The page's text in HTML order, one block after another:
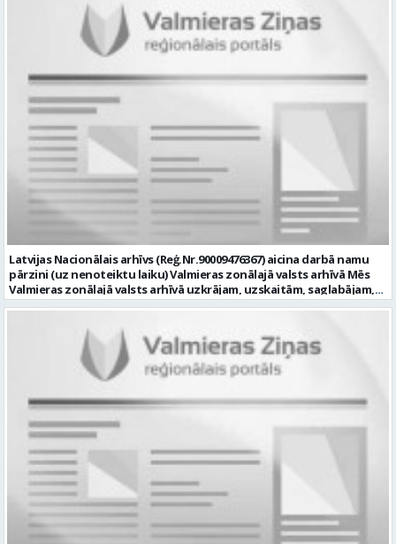
(turpmāk – IKT) saistīto problēmu pieteikumu pārvaldību un
operatīvu risināšanu; nodrošināt datortehnikas lietotāju atbalstu
un ar to saistīto problēmsituāciju risināšanu; uzstādīt, konfigurēt,
diagnosticēt un modernizēt Pašvaldības iestāžu datortehniku,
datortīklus un programmatūru, novērst kļūmes to darbībā;
kontrolēt ārējo pakalpojumu sniedzēju darbu izpildi Pašvaldības
iestādēs infrastruktūras uzturēšanā; sagatavot priekšlikumus par
IKT nomaiņu un efektīvāku izmantošanu; un ja Tev ir: vismaz vidējā
profesionālā izglītība informācijas tehnoloģiju jomā; darba
pieredze (ar informācijas tehnoloģijām saistītā jomā); izpratne par
datortehnikas un biroja tehnikas uzbūvi un problēmu risināšanas
secību; izpratne par datortīkla uzbūvi, tīkla iekārtu darbības
principiem; valsts valodas prasmes atbilstoši Valsts valodas likuma
prasībām; kompetences: ļoti labas organizatoriskās un saskarsmes
spējas, argumentācijas prasme; prasme patstāvīgi pieņemt
lēmumus; analītiskās spējas; augsta atbildības sajūta; precizitāte;
spēja strādāt individuāli un komandā; pašiniciatīva un spēja meklēt
un piedāvāt jaunus risinājumus; mēs piedāvājam: dinamisku,
interesantu un atbildīgu darbu un ideju īstenošanas iespējas uz
attīstību vērstā Pašvaldībā; pamatalgu pārbaudes laikā 1258,- EUR
pirms nodokļu nomaksas, pēc pārbaudes laika 1310,- EUR pirms
nodokļu nomaksas; iespēju saņemt atvaļinājuma pabalstu darba un
dzīves līdzsvaram par labu darba sniegumu; darba devēja
līdzfinansētu veselības apdrošināšanu pēc pārbaudes laika beigām,
kā arī citas sociālās garantijas/labumus atbilstoši darba rezultātam
un normatīvajos aktos noteiktajam; profesionālās pilnveidošanās
un izaugsmes iespējas zinošu un atsaucīgu kolēģu komandā. CV,
burtu lielumu “11”) un izglītības dokumenta kopiju, lūdzam iesniegt
elektroniski, nosūtot uz personals@valmierasnovads.lv vai
personīgi Pašvaldības Dokumentu pārvaldības un klientu
apkalpošanas centrā, adrese: Lāčplēša ielā 2, Valmierā, Valmieras
novadā ar norādi „Informācijas tehnoloģiju centra Informācijas
tehnoloģiju administratora/-es amatam” līdz 2026.gada
23.augustam. Tālrunis papildu informācijai: 64292237. Profesija:
INFORMĀCIJAS TEHNOLOĢIJU ADMINISTRATORS Darba vietas adrese:
Latvijas Nacionālais arhīvs (Reģ.Nr.90009476367) aicina darbā namu
pārzini (uz nenoteiktu laiku) Valmieras zonālajā valsts arhīvā Mēs
Valmieras zonālajā valsts arhīvā uzkrājam, uzskaitām, saglabājam,
darām pieejamu un popularizējam nacionālo dokumentāro
Valkas, Smiltenes un Limbažu novadi. Aicinām savai komandai
pievienoties čaklu, rūpīgu un atbildīgu kolēģi namu pārziņa amatā,
kurš rūpētos par mūsu darba vietu Valmierā, Cempu ielā 13. Piesakies
un pievienojies mūsu kolektīvam! Mums ir svarīgi, lai Tev ir: • vismaz
vidējā vai vidējā profesionālā izglītība; • profesionāla pieredze
saimniecisko darbu veikšanā, vēlams ēku vai namu
apsaimniekošanas jomā; • labas iemaņas darbā ar datoru (MS Office,
tīmekļa pārlūkprogrammās, e pasts); • valsts valodas prasmes
vismaz B2 līmenī; • prasme plānot un organizēt savu darbu,
patstāvīgi risināt ar darba pienākumiem saistītus jautājumus, kā arī
augsta atbildības izjūta un labas sadarbības prasmes; • B
kategorijas autovadītāja apliecība, iespēja darba vajadzībām
izmantot personīgo automašīnu; • par priekšrocību uzskatīsim
apgūtas ugunsdrošības apmācības vismaz 20 stundu apjomā. Mēs